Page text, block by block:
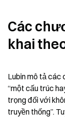
Các
khai
Lubin mô tả
“một cấu trúc
trọng đối với
truyền thống”.